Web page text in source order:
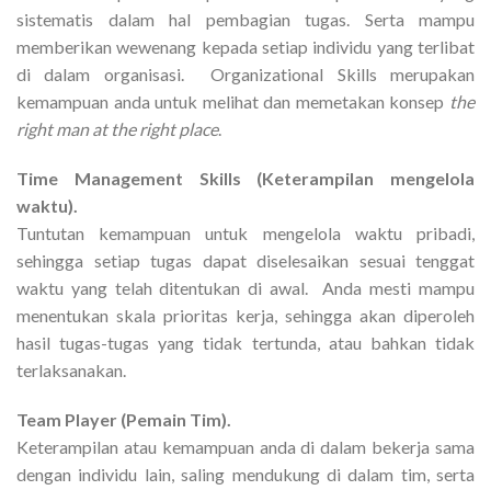
sistematis dalam hal pembagian tugas. Serta mampu
memberikan wewenang kepada setiap individu yang terlibat
di dalam organisasi. Organizational Skills merupakan
kemampuan anda untuk melihat dan memetakan konsep the
right man at the right place.
Time Management Skills (Keterampilan mengelola
waktu).
Tuntutan kemampuan untuk mengelola waktu pribadi,
sehingga setiap tugas dapat diselesaikan sesuai tenggat
waktu yang telah ditentukan di awal. Anda mesti mampu
menentukan skala prioritas kerja, sehingga akan diperoleh
hasil tugas-tugas yang tidak tertunda, atau bahkan tidak
terlaksanakan.
Team Player (Pemain Tim).
Keterampilan atau kemampuan anda di dalam bekerja sama
dengan individu lain, saling mendukung di dalam tim, serta